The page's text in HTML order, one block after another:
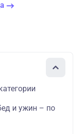
и ужин – по